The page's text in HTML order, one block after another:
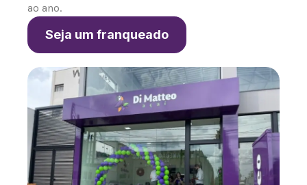
ao ano.
Seja um franqueado